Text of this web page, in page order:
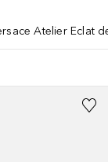
Atelier Eclat